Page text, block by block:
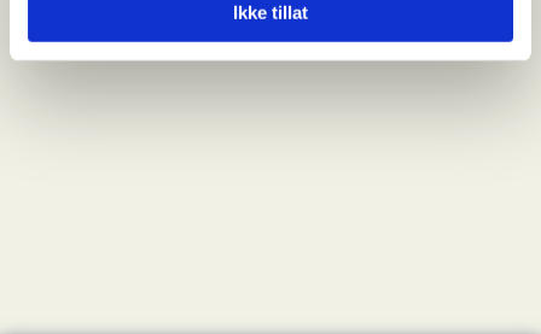
Ikke tillat
NYHETER